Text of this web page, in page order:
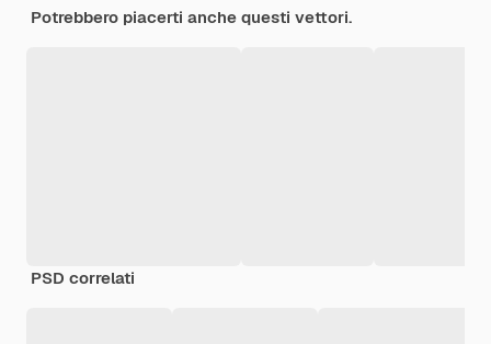
Potrebbero piacerti anche questi vettori.
PSD correlati